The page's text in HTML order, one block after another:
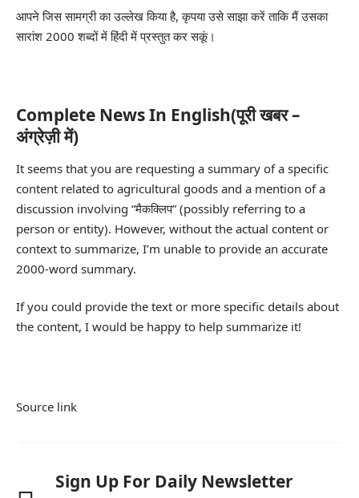
आपने जिस सामग्री का उल्लेख किया है, कृपया उसे साझा करें ताकि मैं उसका
सारांश 2000 शब्दों में हिंदी में प्रस्तुत कर सकूं।
Complete News In English(पूरी खबर –
अंग्रेज़ी में)
It seems that you are requesting a summary of a specific
content related to agricultural goods and a mention of a
discussion involving “मैकक्लिप” (possibly referring to a
person or entity). However, without the actual content or
context to summarize, I’m unable to provide an accurate
2000-word summary.
If you could provide the text or more specific details about
the content, I would be happy to help summarize it!
Source link
Sign Up For Daily Newsletter